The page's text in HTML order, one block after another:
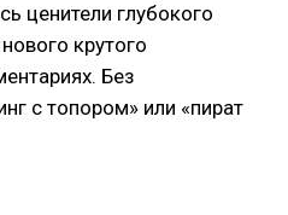
ценители глубокого
крутого
Без
с топором» или «пират